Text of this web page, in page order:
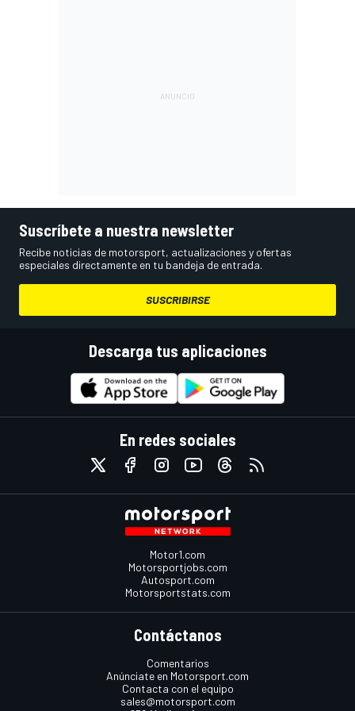
Suscríbete a nuestra newsletter
Recibe noticias de motorsport, actualizaciones y ofertas
especiales directamente en tu bandeja de entrada.
SUSCRIBIRSE
Descarga tus aplicaciones
En redes sociales
Motor1.com
Motorsportjobs.com
Autosport.com
Motorsportstats.com
Contáctanos
Comentarios
Anúnciate en Motorsport.com
Contacta con el equipo
sales@motorsport.com